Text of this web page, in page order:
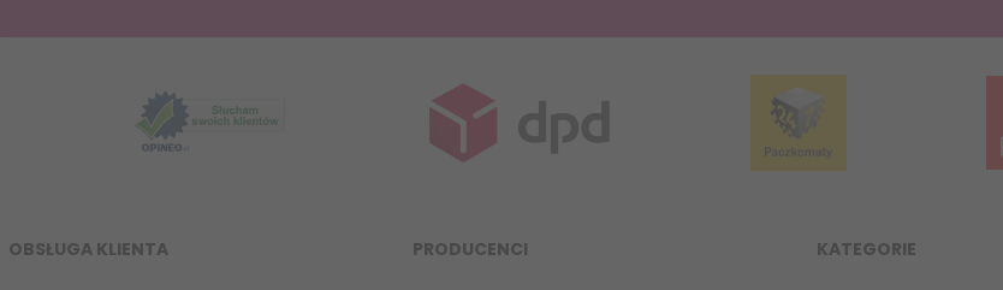
OBSŁUGA KLIENTA
PRODUCENCI
KATEGORIE